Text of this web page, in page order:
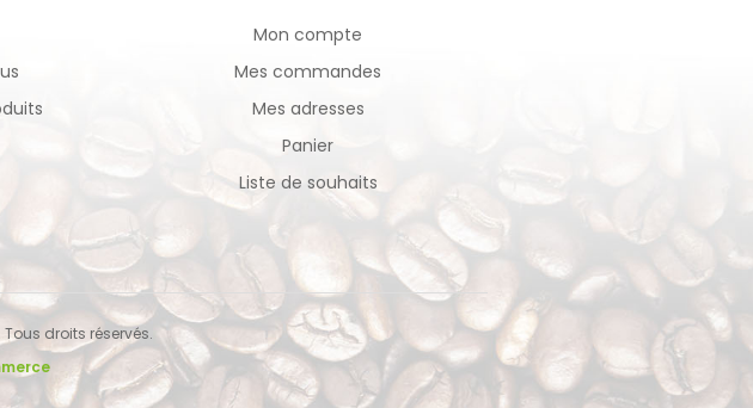
Mon compte
Mes commandes
Mes adresses
Panier
Liste de souhaits
droits réservés.